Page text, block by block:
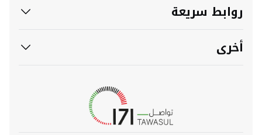
روابط سريعة
أخرى